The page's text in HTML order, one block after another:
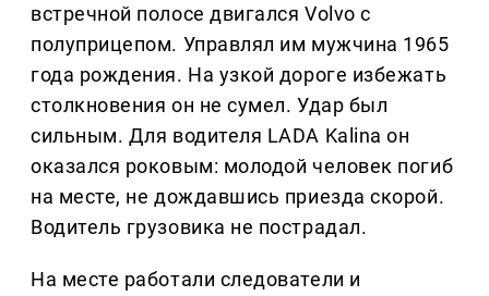
встречной полосе двигался Volvo с
полуприцепом. Управлял им мужчина 1965
года рождения. На узкой дороге избежать
столкновения он не сумел. Удар был
сильным. Для водителя LADA Kalina он
оказался роковым: молодой человек погиб
на месте, не дождавшись приезда скорой.
Водитель грузовика не пострадал.
На месте работали следователи и